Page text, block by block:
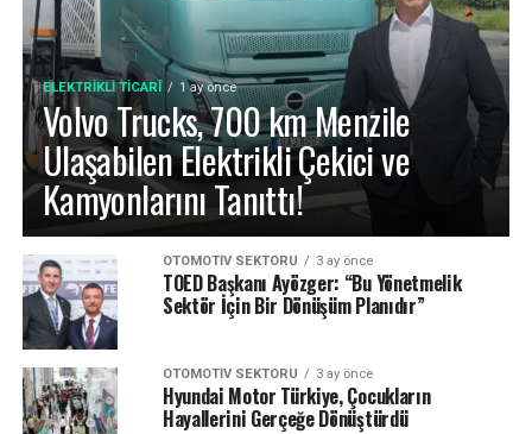
ELEKTRIKLI TICARI 1 ay önce
Volvo Trucks, 700 km Menzile
Ulaşabilen Elektrikli Çekici ve
Kamyonlarını Tanıttı!
OTOMOTIV SEKTÖRÜ 3 ay önce
TOED Başkanı Ayözger: “Bu Yönetmelik
Sektör İçin Bir Dönüşüm Planıdır”
OTOMOTIV SEKTÖRÜ 3 ay önce
Hyundai Motor Türkiye, Çocukların
Hayallerini Gerçeğe Dönüştürdü